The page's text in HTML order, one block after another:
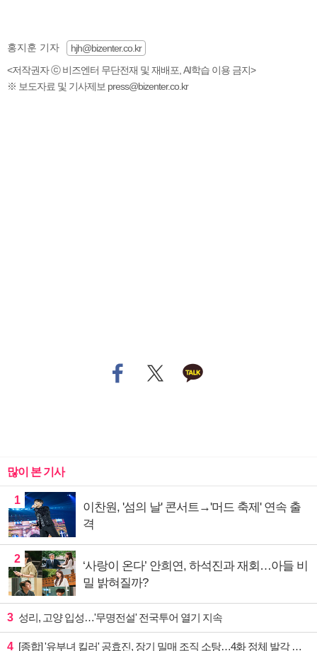
홍지훈 기자
hjh@bizenter.co.kr
<저작권자 ⓒ 비즈엔터 무단전재 및 재배포, AI학습 이용 금지>
※ 보도자료 및 기사제보 press@bizenter.co.kr
많이 본 기사
1
이찬원, '섬의 날' 콘서트→'머드 축제' 연속 출
격
2
‘사랑이 온다’ 안희연, 하석진과 재회…아들 비
밀 밝혀질까?
3 성리, 고양 입성…'무명전설' 전국투어 열기 지속
4 [종합] '유부녀 킬러' 공효진, 장기 밀매 조직 소탕…4화 정체 발각 위기 예고